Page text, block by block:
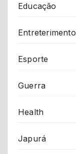
Educação
Entreterimento
Esporte
Guerra
Health
Japurá